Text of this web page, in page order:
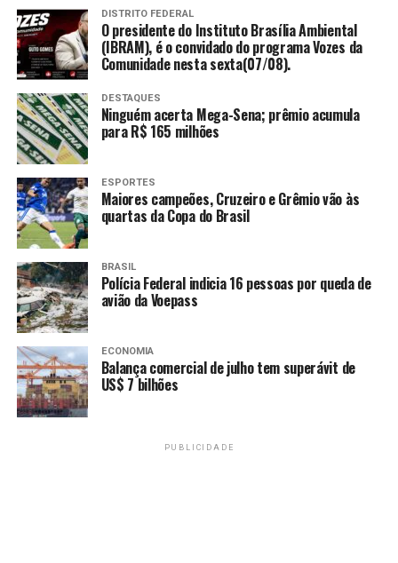
Brest x Olympique de Marselha
Fonte:Gazeta Esportiva
TAGS
PRÓXIMO
Campanha da LBF pela valorização do basquete feminino
faz sucesso nas redes sociais
RECENTES
Veja fotos dos treinos desta sexta-feira para o GP da
Bélgica de Fórmula 1
Amarildo Mota
DISTRITO FEDERAL
O presidente do Instituto Brasília Ambiental
(IBRAM), é o convidado do programa Vozes da
Comunidade nesta sexta(07/08).
DESTAQUES
Ninguém acerta Mega-Sena; prêmio acumula
para R$ 165 milhões
ESPORTES
Maiores campeões, Cruzeiro e Grêmio vão às
quartas da Copa do Brasil
BRASIL
Polícia Federal indicia 16 pessoas por queda de
avião da Voepass
ECONOMIA
Balança comercial de julho tem superávit de
US$ 7 bilhões
PUBLICIDADE